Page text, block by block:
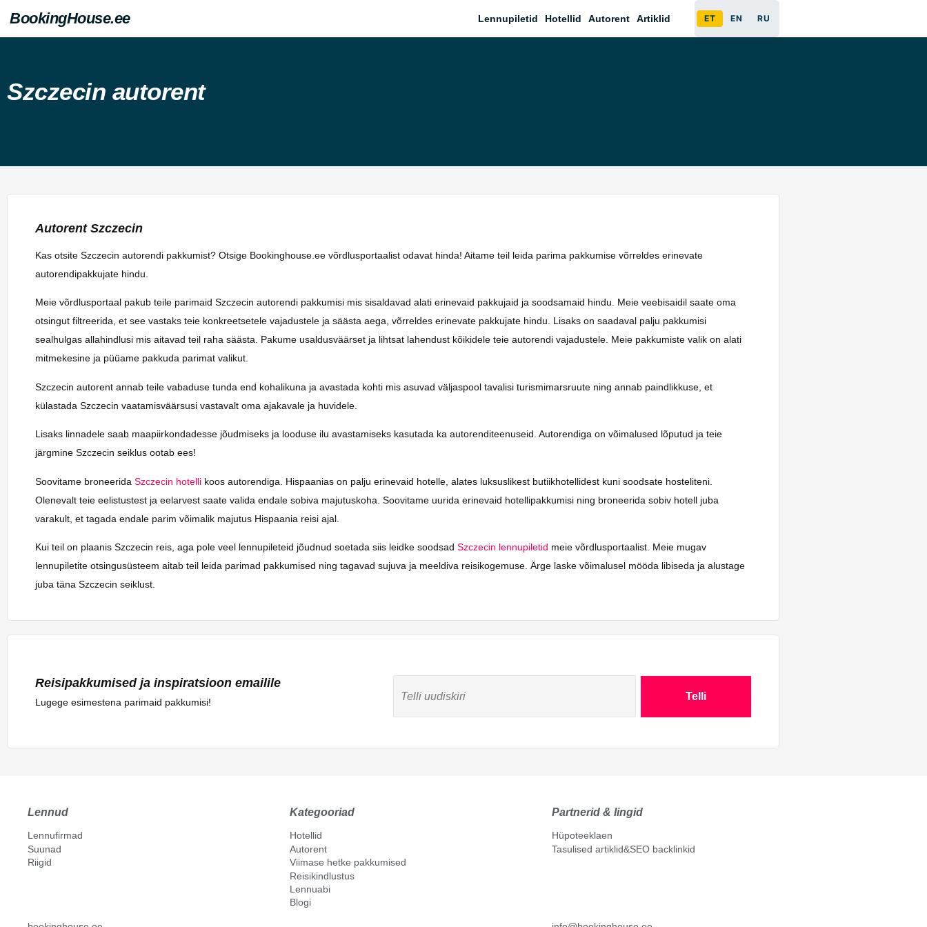
BookingHouse.ee Lennupiletid Hotellid Autorent Artiklid ET EN RU
Szczecin autorent
Autorent Szczecin
Kas otsite Szczecin autorendi pakkumist? Otsige Bookinghouse.ee võrdlusportaalist odavat hinda! Aitame teil leida parima pakkumise võrreldes erinevate
autorendipakkujate hindu.
Meie võrdlusportaal pakub teile parimaid Szczecin autorendi pakkumisi mis sisaldavad alati erinevaid pakkujaid ja soodsamaid hindu. Meie veebisaidil saate oma
otsingut filtreerida, et see vastaks teie konkreetsetele vajadustele ja säästa aega, võrreldes erinevate pakkujate hindu. Lisaks on saadaval palju pakkumisi
sealhulgas allahindlusi mis aitavad teil raha säästa. Pakume usaldusväärset ja lihtsat lahendust kõikidele teie autorendi vajadustele. Meie pakkumiste valik on alati
mitmekesine ja püüame pakkuda parimat valikut.
Szczecin autorent annab teile vabaduse tunda end kohalikuna ja avastada kohti mis asuvad väljaspool tavalisi turismimarsruute ning annab paindlikkuse, et
külastada Szczecin vaatamisväärsusi vastavalt oma ajakavale ja huvidele.
Lisaks linnadele saab maapiirkondadesse jõudmiseks ja looduse ilu avastamiseks kasutada ka autorenditeenuseid. Autorendiga on võimalused lõputud ja teie
järgmine Szczecin seiklus ootab ees!
Soovitame broneerida Szczecin hotelli koos autorendiga. Hispaanias on palju erinevaid hotelle, alates luksuslikest butiikhotellidest kuni soodsate hosteliteni.
Olenevalt teie eelistustest ja eelarvest saate valida endale sobiva majutuskoha. Soovitame uurida erinevaid hotellipakkumisi ning broneerida sobiv hotell juba
varakult, et tagada endale parim võimalik majutus Hispaania reisi ajal.
Kui teil on plaanis Szczecin reis, aga pole veel lennupileteid jõudnud soetada siis leidke soodsad Szczecin lennupiletid meie võrdlusportaalist. Meie mugav
lennupiletite otsingusüsteem aitab teil leida parimad pakkumised ning tagavad sujuva ja meeldiva reisikogemuse. Ärge laske võimalusel mööda libiseda ja alustage
juba täna Szczecin seiklust.
Reisipakkumised ja inspiratsioon emailile
Lugege esimestena parimaid pakkumisi! Telli
Lennud
Lennufirmad
Suunad
Riigid
Kategooriad
Hotellid
Autorent
Viimase hetke pakkumised
Reisikindlustus
Lennuabi
Blogi
Partnerid & lingid
Hüpoteeklaen
Tasulised artiklid&SEO backlinkid